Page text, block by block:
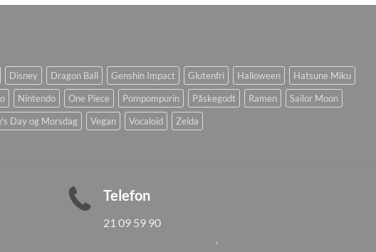
Disney Dragon Ball Genshin Impact Glutenfri Halloween
Hatsune Miku
Nintendo One Piece Pompompurin Påskegodt Ramen
Sailor Moon
Day og Morsdag Vegan Vocaloid Zelda
Telefon
21 09 59 90